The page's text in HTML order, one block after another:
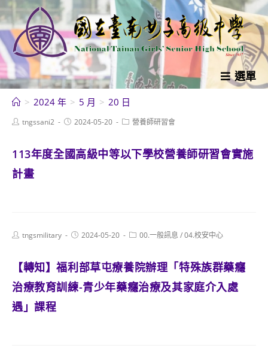
跳
轉
至
主
要
內
選單
> 2024 年 > 5 月 > 20 日
Posttngssani2
Post2024-05-20
Post營養師研習會
113年度全國高級中等以下學校營養師研習會實施
計畫
Posttngsmilitary
Post2024-05-20
Post00.一般訊息 /04.校安中心
【轉知】福利部草屯療養院辦理「特殊族群藥癮
治療教育訓練-青少年藥癮治療及其家庭介入處
遇」課程